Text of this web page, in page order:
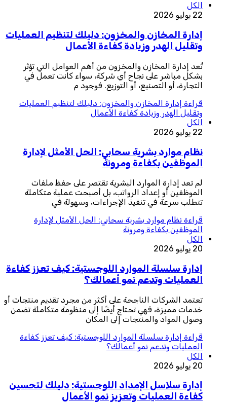
الكل
22 يوليو 2026
إدارة المخازن والمخزون: دليلك لتنظيم العمليات
وتقليل الهدر وزيادة كفاءة الأعمال
تُعد إدارة المخازن والمخزون من أهم العوامل التي تؤثر
بشكل مباشر على نجاح أي شركة، سواء كانت تعمل في
التجارة، أو التصنيع، أو التوزيع. فوجود م
قراءة إدارة المخازن والمخزون: دليلك لتنظيم العمليات
وتقليل الهدر وزيادة كفاءة الأعمال
الكل
22 يوليو 2026
نظام موارد بشرية سحابي: الحل الأمثل لإدارة
الموظفين بكفاءة ومرونة
لم تعد إدارة الموارد البشرية تقتصر على حفظ ملفات
الموظفين أو إعداد الرواتب، بل أصبحت عملية متكاملة
تتطلب سرعة في تنفيذ الإجراءات، وسهولة في
قراءة نظام موارد بشرية سحابي: الحل الأمثل لإدارة
الموظفين بكفاءة ومرونة
الكل
20 يوليو 2026
إدارة سلسلة الموارد اللوجستية: كيف تعزز كفاءة
العمليات وتدعم نمو أعمالك؟
تعتمد الشركات الناجحة على أكثر من مجرد تقديم منتجات أو
خدمات مميزة، فهي تحتاج أيضًا إلى منظومة متكاملة تضمن
وصول المواد والمنتجات إلى المكان
قراءة إدارة سلسلة الموارد اللوجستية: كيف تعزز كفاءة
العمليات وتدعم نمو أعمالك؟
الكل
20 يوليو 2026
إدارة سلاسل الإمداد اللوجستية: دليلك لتحسين
كفاءة العمليات وتعزيز نمو الأعمال